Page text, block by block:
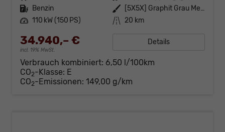
Kraftstoff Benzin Außenfarbe
[5X5X] Graphit Grau Metallic
Leistung 110 kW (150 PS) Kilometerstand 20 km
34.940,– €
incl. 19% MwSt.
Details
Verbrauch kombiniert: 6,50 l/100km
CO2-Klasse: E
CO2-Emissionen: 149,00 g/km